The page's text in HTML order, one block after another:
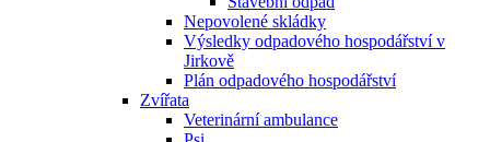
Nepovolené skládky
Výsledky odpadového hospodářství v
Jirkově
Plán odpadového hospodářství
Zvířata
Veterinární ambulance